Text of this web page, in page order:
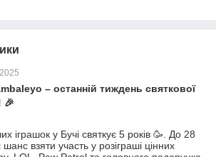
– останній тиждень святкової
🎉
іграшок у Бучі святкує 5 років 🥳. До 28
взяти участь у розіграші цінних